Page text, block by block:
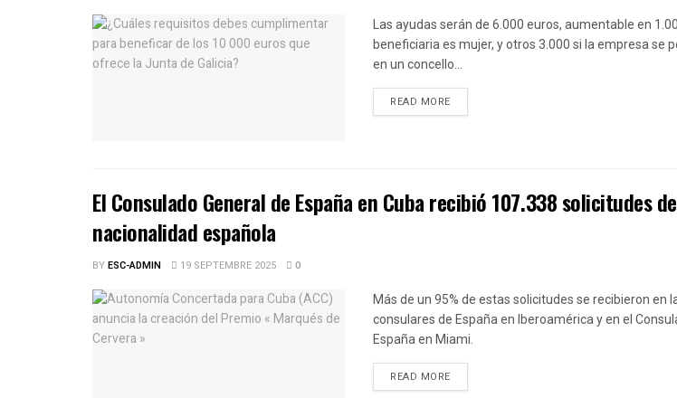
Las ayudas serán de 6.000 euros, aumentable en
beneficiaria es mujer, y otros 3.000 si la empresa se
en un concello...
READ MOREDETAILS
El Consulado General de España en Cuba recibió 107.338 solicitudes de
nacionalidad española
BYESC-ADMIN 19 SEPTEMBRE 2025 0
Más de un 95% de estas solicitudes se recibieron en
consulares de España en Iberoamérica y en el
España en Miami.
READ MOREDETAILS